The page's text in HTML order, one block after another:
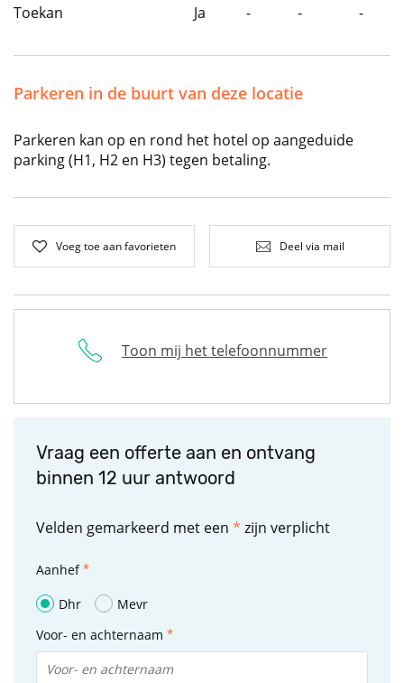
Toekan Ja - - -
Parkeren in de buurt van deze locatie
Parkeren kan op en rond het hotel op aangeduide
parking (H1, H2 en H3) tegen betaling.
Voeg toe aan favorieten Deel via mail
Toon mij het telefoonnummer
Vraag een offerte aan en ontvang
binnen 12 uur antwoord
Velden gemarkeerd met een * zijn verplicht
Aanhef
Dhr
Mevr
Voor- en achternaam